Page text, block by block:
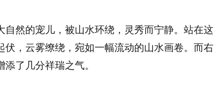
然的宠儿，被山水环绕，灵秀而宁静。站在这
伏，云雾缭绕，宛如一幅流动的山水画卷。而右
了几分祥瑞之气。